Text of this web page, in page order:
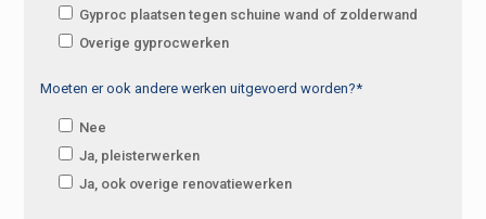
Gyproc plaatsen tegen schuine wand of zolderwand
Overige gyprocwerken
Moeten er ook andere werken uitgevoerd worden?*
Nee
Ja, pleisterwerken
Ja, ook overige renovatiewerken